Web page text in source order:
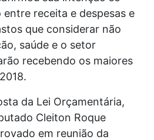
receita e despesas e
que considerar não
saúde e o setor
recebendo os maiores
da Lei Orçamentária,
Cleiton Roque
em reunião da